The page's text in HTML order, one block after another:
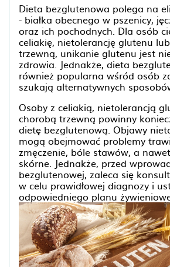
Dieta bezglutenowa polega na
- białka obecnego w pszenicy,
oraz ich pochodnych. Dla osób
celiakię, nietolerancję glutenu
trzewną, unikanie glutenu jest
zdrowia. Jednakże, dieta
również popularna wśród osób
szukają alternatywnych
Osoby z celiakią, nietolerancją
chorobą trzewną powinny
dietę bezglutenową. Objawy
mogą obejmować problemy
zmęczenie, bóle stawów, a
skórne. Jednakże, przed
bezglutenowej, zaleca się
w celu prawidłowej diagnozy i
odpowiedniego planu